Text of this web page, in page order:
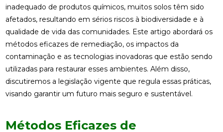
inadequado de produtos químicos, muitos solos têm sido
afetados, resultando em sérios riscos à biodiversidade e à
qualidade de vida das comunidades. Este artigo abordará os
métodos eficazes de remediação, os impactos da
contaminação e as tecnologias inovadoras que estão sendo
utilizadas para restaurar esses ambientes. Além disso,
discutiremos a legislação vigente que regula essas práticas,
visando garantir um futuro mais seguro e sustentável.
Métodos Eficazes de